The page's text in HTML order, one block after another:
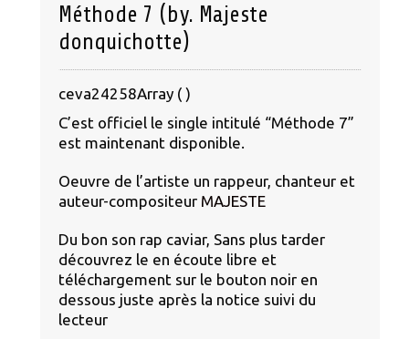
Méthode 7 (by. Majeste
donquichotte)
ceva24258Array ( )
C’est officiel le single intitulé “Méthode 7”
est maintenant disponible.
Oeuvre de l’artiste un rappeur, chanteur et
auteur-compositeur MAJESTE
Du bon son rap caviar, Sans plus tarder
découvrez le en écoute libre et
téléchargement sur le bouton noir en
dessous juste après la notice suivi du
lecteur